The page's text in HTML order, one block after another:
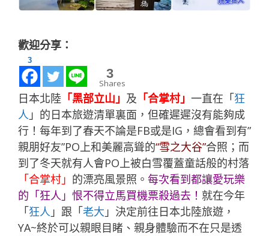
歡迎分享：
3
3
Shares
日本北陸 「黑部立山」 及 「合掌村」 一直在「狂
人 」的日本旅遊清單裏面，但確遲遲沒有能夠成
行！每年到了春天不論是FB或是IG，總會看到有”
親朋好友”PO上和美麗高聳的“雪之大谷”合照；而
到了冬天就有人會PO上被白雪覆蓋童話般的村落
「合掌村」 的漂亮風景照。 每次看到都讓愛玩樂
的「狂人 」恨不得立馬買機票殺過去！ 就在今年
「狂人 」跟「老大 」決定前往日本北陸旅遊，
YA~終於可以親眼目睹、親身體驗而不在只是透